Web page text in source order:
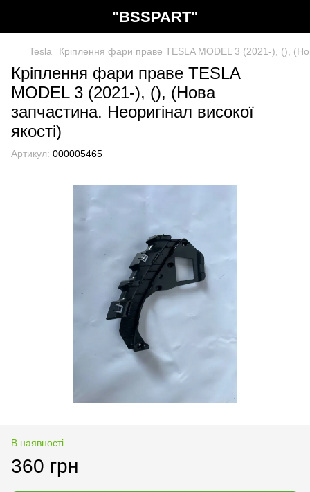
"BSSPART"
Tesla Кріплення фари праве TESLA MODEL 3 (2021-), (),
Кріплення фари праве TESLA
MODEL 3 (2021-), (), (Нова
запчастина. Неоригінал високої
якості)
Артикул: 000005465
В наявності
360 грн